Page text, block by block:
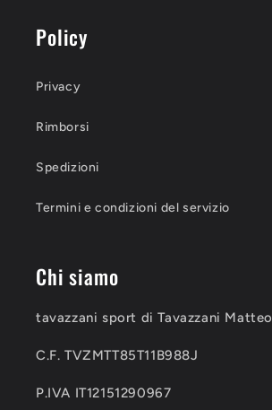
Policy
Privacy
Rimborsi
Spedizioni
Termini e condizioni del servizio
Chi siamo
tavazzani sport di Tavazzani Matteo
C.F. TVZMTT85T11B988J
P.IVA IT12151290967